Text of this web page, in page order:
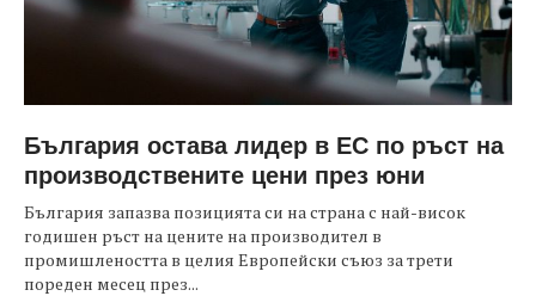
България остава лидер в ЕС по ръст на
производствените цени през юни
България запазва позицията си на страна с най-висок
годишен ръст на цените на производител в
промишлеността в целия Европейски съюз за трети
пореден месец през...